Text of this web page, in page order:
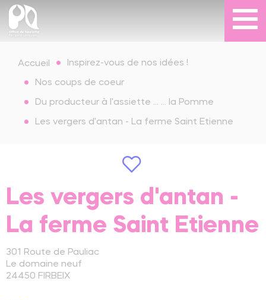
Accueil Inspirez-vous de nos idées !
Nos coups de coeur
Du producteur à l'assiette ... ... la Pomme
Les vergers d'antan - La ferme Saint Etienne
Les vergers d'antan -
La ferme Saint Etienne
301 Route de Pauliac
Le domaine neuf
24450 FIRBEIX